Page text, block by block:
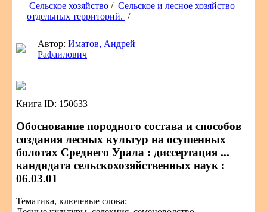
Сельское хозяйство / Сельское и лесное хозяйство
отдельных территорий. /
Автор:Иматов, Андрей
Рафаилович
Книга ID: 150633
Обоснование породного состава и способов
создания лесных культур на осушенных
болотах Среднего Урала : диссертация ...
кандидата сельскохозяйственных наук :
06.03.01
Тематика, ключевые слова: